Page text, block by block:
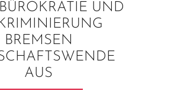
UND
BREMSEN
AUS